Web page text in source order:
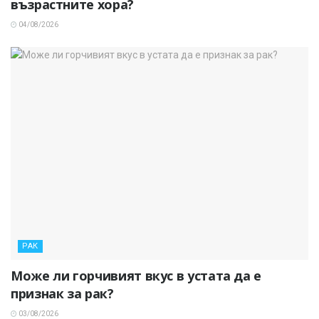
възрастните хора?
04/08/2026
РАК
Може ли горчивият вкус в устата да е
признак за рак?
03/08/2026